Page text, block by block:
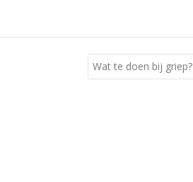
Wat te doen bij griep?